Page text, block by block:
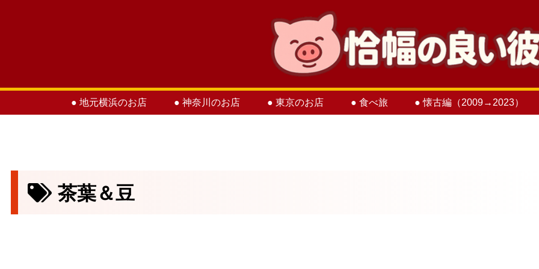
● 地元横浜のお店 ● 神奈川のお店 ● 東京のお店 ● 食べ旅 ● 懐古編（2009→2023）
茶葉＆豆